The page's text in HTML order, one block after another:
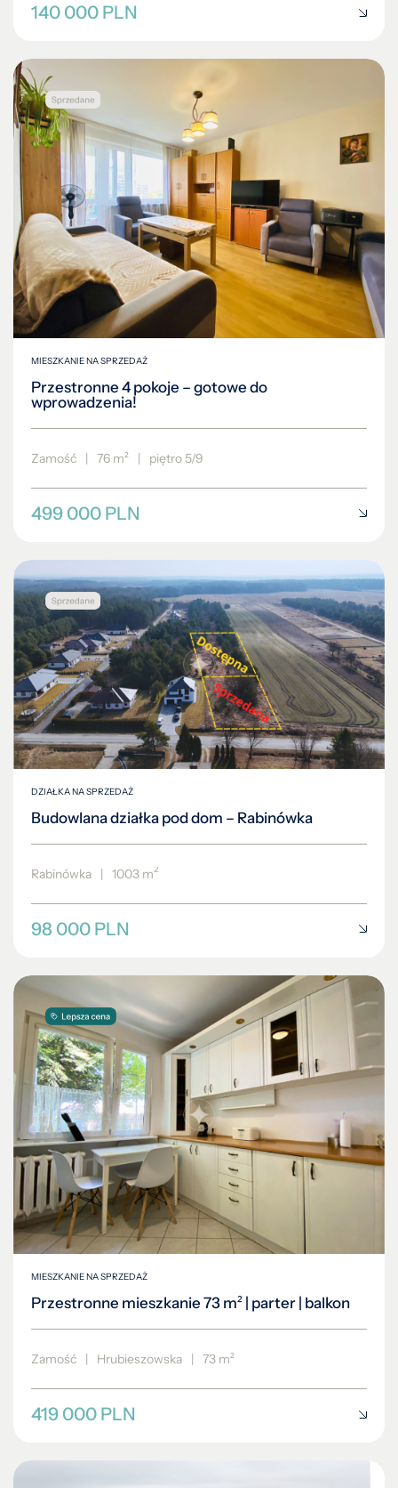
140 000 PLN
MIESZKANIE NA SPRZEDAŻ
Przestronne 4 pokoje – gotowe do
wprowadzenia!
Zamość | 76 m² | piętro 5/9
499 000 PLN
DZIAŁKA NA SPRZEDAŻ
Budowlana działka pod dom – Rabinówka
Rabinówka | 1003 m2
98 000 PLN
MIESZKANIE NA SPRZEDAŻ
Przestronne mieszkanie 73 m² | parter | balkon
Zamość | Hrubieszowska | 73 m²
419 000 PLN